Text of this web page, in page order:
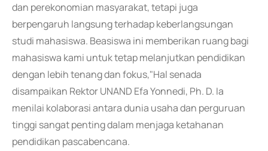
dan perekonomian masyarakat, tetapi juga
berpengaruh langsung terhadap keberlangsungan
studi mahasiswa. Beasiswa ini memberikan ruang bagi
mahasiswa kami untuk tetap melanjutkan pendidikan
dengan lebih tenang dan fokus,"Hal senada
disampaikan Rektor UNAND Efa Yonnedi, Ph. D. Ia
menilai kolaborasi antara dunia usaha dan perguruan
tinggi sangat penting dalam menjaga ketahanan
pendidikan pascabencana.